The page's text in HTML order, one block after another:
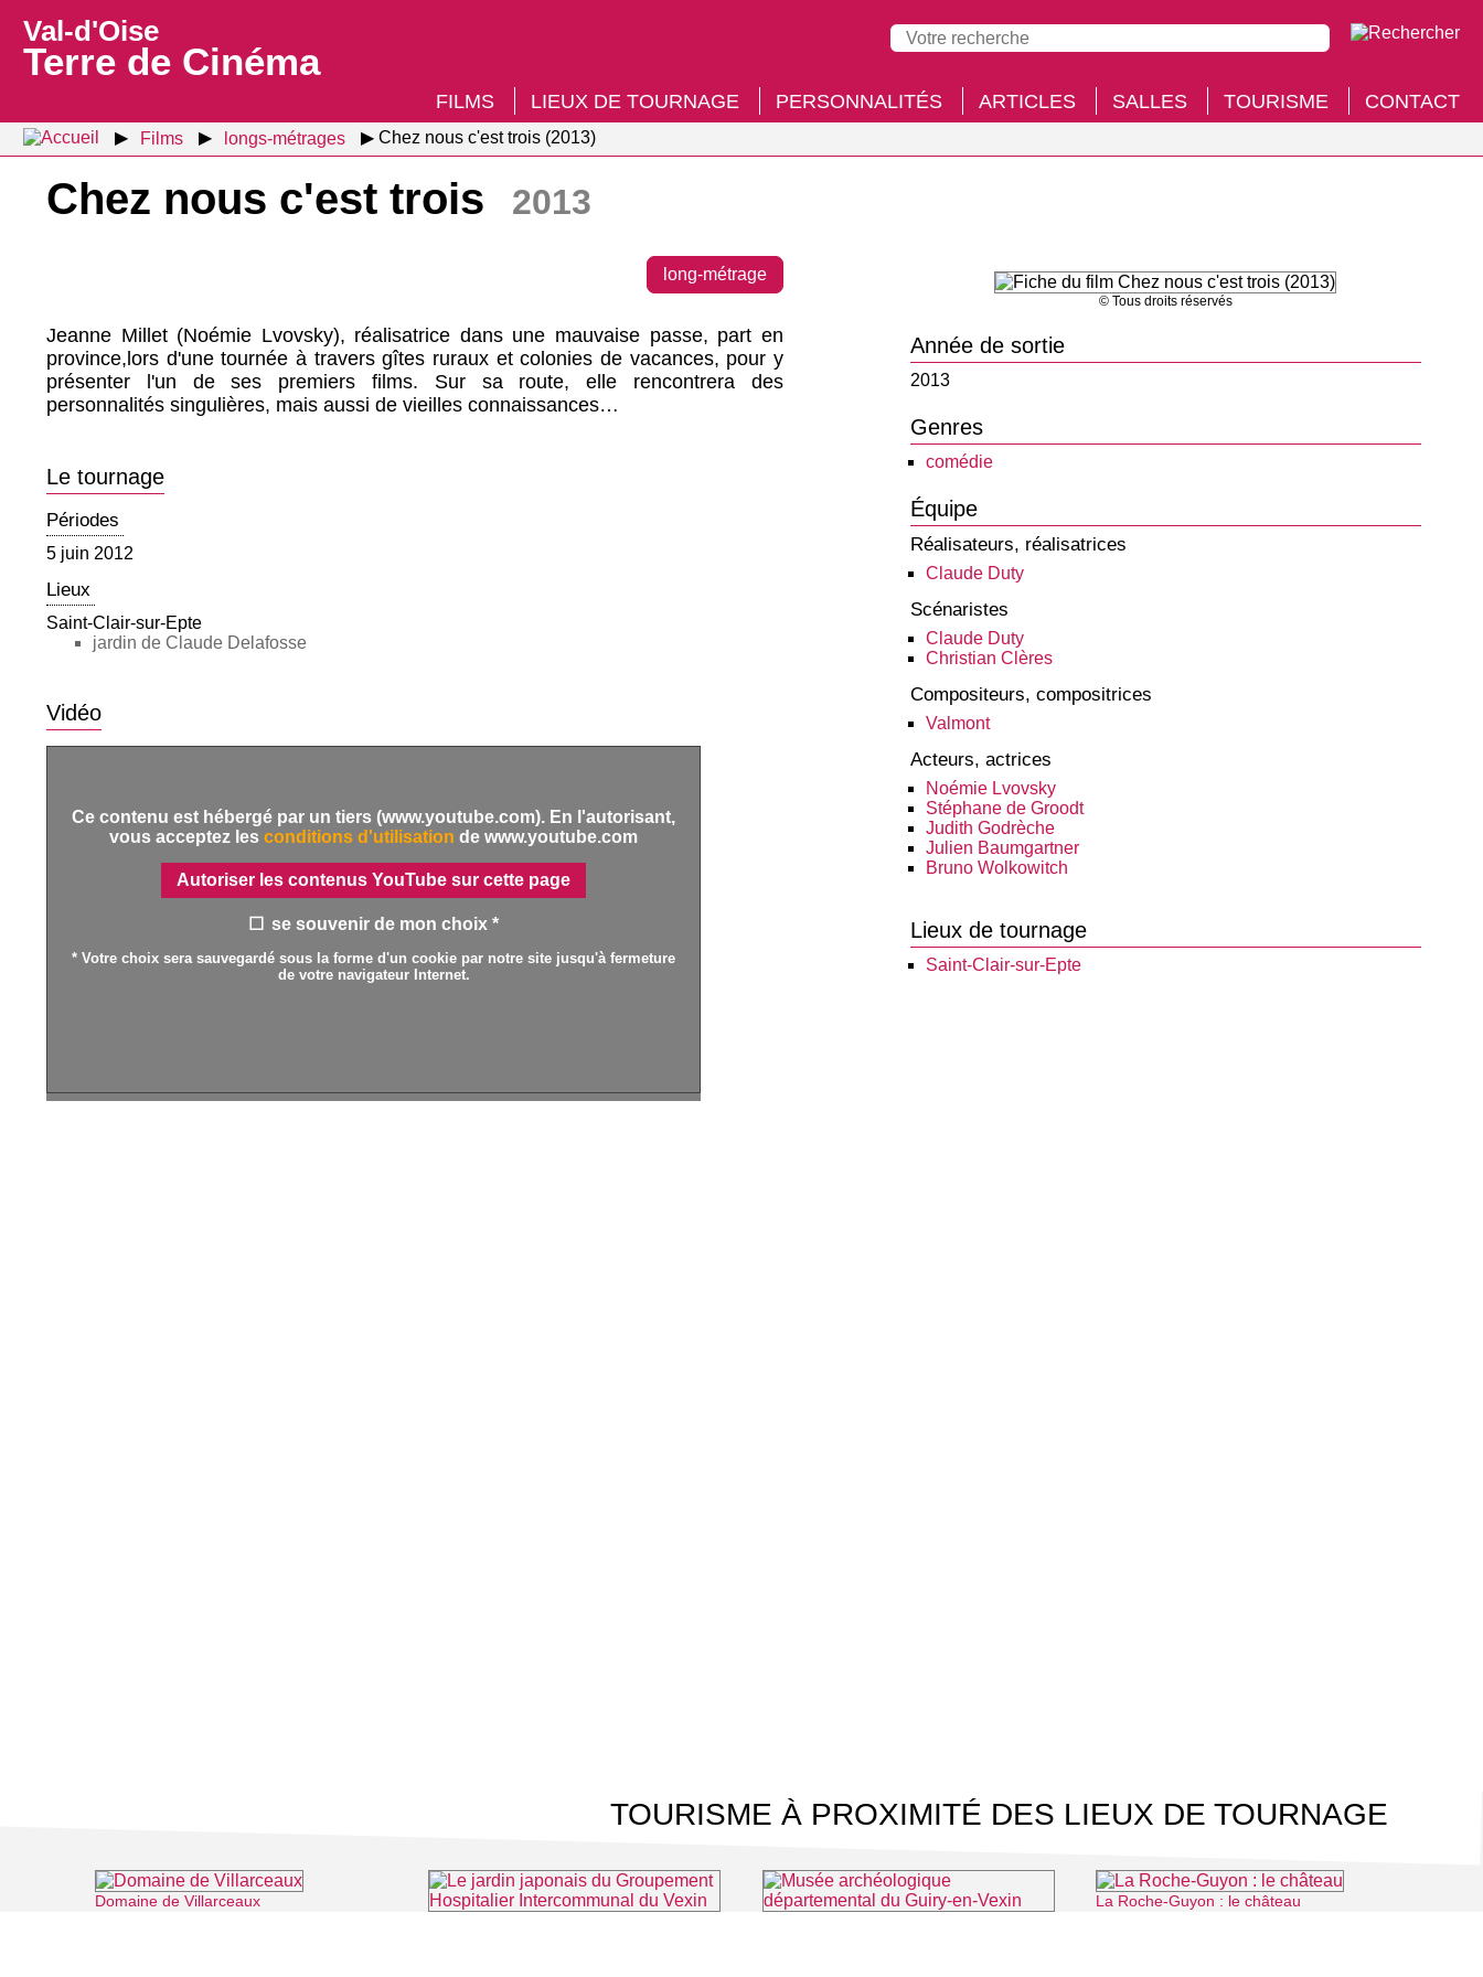
Val-d'Oise
Terre de Cinéma
FILMS LIEUX DE TOURNAGE PERSONNALITÉS ARTICLES SALLES TOURISME CONTACT
Films longs-métrages Chez nous c'est trois (2013)
Chez nous c'est trois 2013
long-métrage
Jeanne Millet (Noémie Lvovsky), réalisatrice dans une mauvaise passe, part en
province,lors d'une tournée à travers gîtes ruraux et colonies de vacances, pour y
présenter l'un de ses premiers films. Sur sa route, elle rencontrera des
personnalités singulières, mais aussi de vieilles connaissances…
Le tournage
Périodes
5 juin 2012
Lieux
Saint-Clair-sur-Epte
jardin de Claude Delafosse
Vidéo
Ce contenu est hébergé par un tiers (www.youtube.com). En l'autorisant,
vous acceptez les conditions d'utilisation de www.youtube.com
Autoriser les contenus YouTube sur cette page
se souvenir de mon choix *
* Votre choix sera sauvegardé sous la forme d'un cookie par notre site jusqu'à fermeture
de votre navigateur Internet.
© Tous droits réservés
Année de sortie
2013
Genres
comédie
Équipe
Réalisateurs, réalisatrices
Claude Duty
Scénaristes
Claude Duty
Christian Clères
Compositeurs, compositrices
Valmont
Acteurs, actrices
Noémie Lvovsky
Stéphane de Groodt
Judith Godrèche
Julien Baumgartner
Bruno Wolkowitch
Lieux de tournage
Saint-Clair-sur-Epte
TOURISME À PROXIMITÉ DES LIEUX DE TOURNAGE
Domaine de Villarceaux
La Roche-Guyon : le château